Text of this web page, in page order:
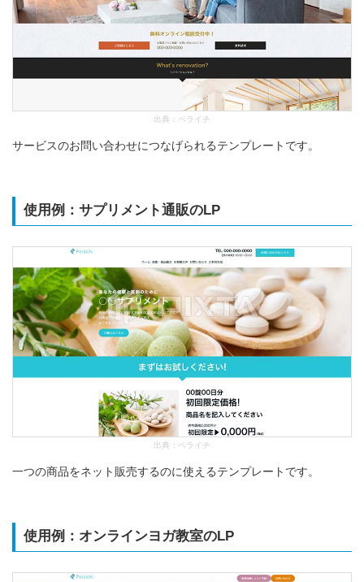
出典： ペライチ
サービスのお問い合わせにつなげられるテンプレートです。
使用例：サプリメント通販のLP
出典： ペライチ
一つの商品をネット販売するのに使えるテンプレートです。
使用例：オンラインヨガ教室のLP